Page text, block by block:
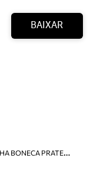
BAIXAR
S
APATILHA BONECA PRATEADA LAÇO